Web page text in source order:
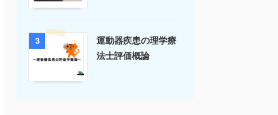
3
運動器疾患の理学療
法士評価概論